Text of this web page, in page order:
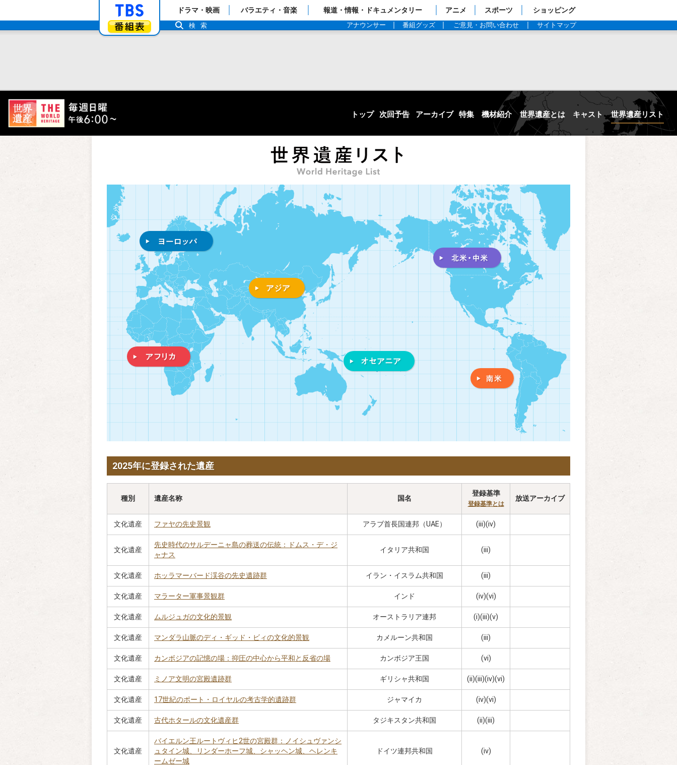
「TBSテレビ」トップページ
番組表
ドラマ・映画 バラエティ・音楽 報道・情報・ドキュメンタリー アニメ スポーツ ショッピング
アナウンサー 番組グッズ ご意見・お問い合わせ サイトマップ
検索
トップ 次回予告 アーカイブ 特集 機材紹介 世界遺産とは キャスト 世界遺産リスト
2025年に登録された遺産
種別 遺産名称 国名
登録基準
登録基準とは
放送アーカイブ
文化遺産 ファヤの先史景観 アラブ首長国連邦（UAE） (iii)(iv)
文化遺産
先史時代のサルデーニャ島の葬送の伝統：ドムス・デ・ジ
ャナス
イタリア共和国 (iii)
文化遺産 ホッラマーバード渓谷の先史遺跡群 イラン・イスラム共和国 (iii)
文化遺産 マラーター軍事景観群 インド (iv)(vi)
文化遺産 ムルジュガの文化的景観 オーストラリア連邦 (i)(iii)(v)
文化遺産 マンダラ山脈のディ・ギッド・ビィの文化的景観 カメルーン共和国 (iii)
文化遺産 カンボジアの記憶の場：抑圧の中心から平和と反省の場 カンボジア王国 (vi)
文化遺産 ミノア文明の宮殿遺跡群 ギリシャ共和国 (ii)(iii)(iv)(vi)
文化遺産 17世紀のポート・ロイヤルの考古学的遺跡群 ジャマイカ (iv)(vi)
文化遺産 古代ホタールの文化遺産群 タジキスタン共和国 (ii)(iii)
文化遺産
バイエルン王ルートヴィヒ2世の宮殿群：ノイシュヴァンシ
ュタイン城、リンダーホーフ城、シャッヘン城、ヘレンキ
ームゼー城
ドイツ連邦共和国 (iv)